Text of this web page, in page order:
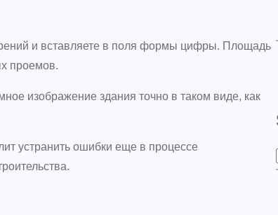
и вставляете в поля формы цифры. Площадь
проемов.
изображение здания точно в таком виде, как
устранить ошибки еще в процессе